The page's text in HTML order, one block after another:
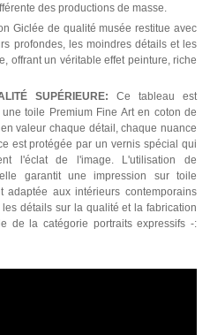
des productions de masse.
Giclée de qualité musée restitue avec
profondes, les moindres détails et les
offrant un véritable effet peinture, riche
SUPÉRIEURE: Ce tableau est
toile Premium Fine Art en coton de
valeur chaque détail, chaque nuance
est protégée par un vernis spécial qui
l'éclat de l'image. L'utilisation de
garantit une impression sur toile
adaptée aux intérieurs contemporains
détails sur la qualité et la fabrication
de la catégorie portraits expressifs -: